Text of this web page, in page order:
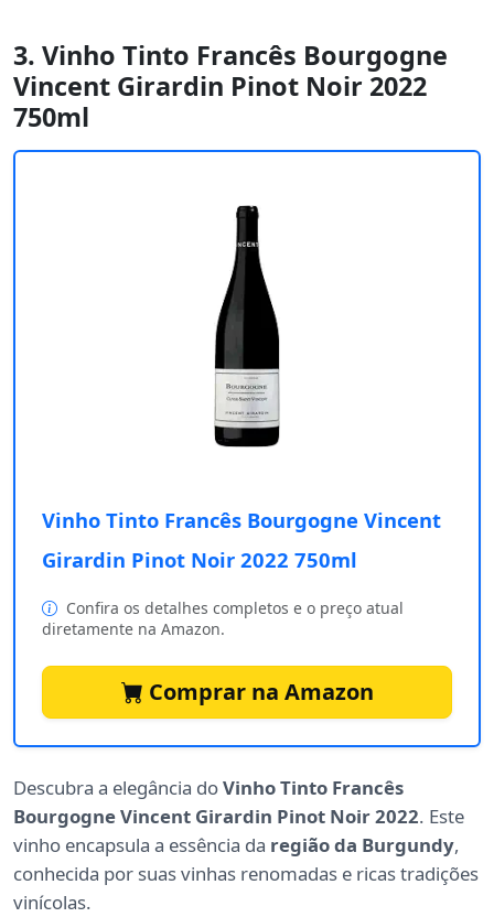
3. Vinho Tinto Francês Bourgogne
Vincent Girardin Pinot Noir 2022
750ml
Vinho Tinto Francês Bourgogne Vincent
Girardin Pinot Noir 2022 750ml
Confira os detalhes completos e o preço atual
diretamente na Amazon.
Comprar na Amazon
Descubra a elegância doVinho Tinto Francês
Bourgogne Vincent Girardin Pinot Noir 2022. Este
vinho encapsula a essência da região da Burgundy,
conhecida por suas vinhas renomadas e ricas tradições
vinícolas.